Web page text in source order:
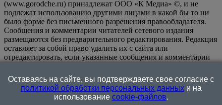
(www.gorodche.ru) принадлежат ООО «К Медиа» ©, и не
подлежат использованию другими лицами в какой бы то ни
было форме без письменного разрешения правообладателя.
Сообщения и комментарии читателей сетевого издания
размещаются без предварительного редактирования. Редакция
оставляет за собой право удалить их с сайта или
отредактировать, если указанные сообщения и комментарии
или нарушением иных требований закона.
информационном ресурсе применяются рекомендательные
технологии (информационные технологии предоставления
информации на основе сбора, систематизации и анализа
Оставаясь на сайте, вы подтверждаете свое согласие с
политикой обработки персональных данныхи на
использование cookie-файлов.